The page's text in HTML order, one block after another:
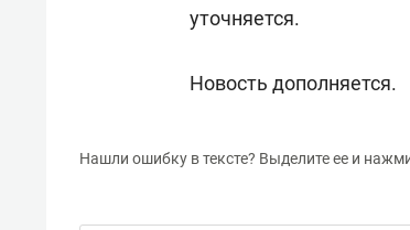
уточняется.
Новость дополняется.
Нашли ошибку в тексте? Выделите ее и